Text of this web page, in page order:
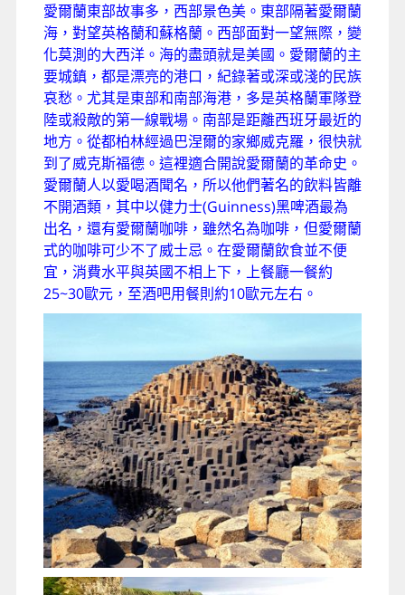
愛爾蘭東部故事多，西部景色美。東部隔著愛爾蘭
海，對望英格蘭和蘇格蘭。西部面對一望無際，變
化莫測的大西洋。海的盡頭就是美國。愛爾蘭的主
要城鎮，都是漂亮的港口，紀錄著或深或淺的民族
哀愁。尤其是東部和南部海港，多是英格蘭軍隊登
陸或殺敵的第一線戰場。南部是距離西班牙最近的
地方。從都柏林經過巴涅爾的家鄉威克羅，很快就
到了威克斯福德。這裡適合開說愛爾蘭的革命史。
愛爾蘭人以愛喝酒聞名，所以他們著名的飲料皆離
不開酒類，其中以健力士(Guinness)黑啤酒最為
出名，還有愛爾蘭咖啡，雖然名為咖啡，但愛爾蘭
式的咖啡可少不了威士忌。在愛爾蘭飲食並不便
宜，消費水平與英國不相上下，上餐廳一餐約
25~30歐元，至酒吧用餐則約10歐元左右。